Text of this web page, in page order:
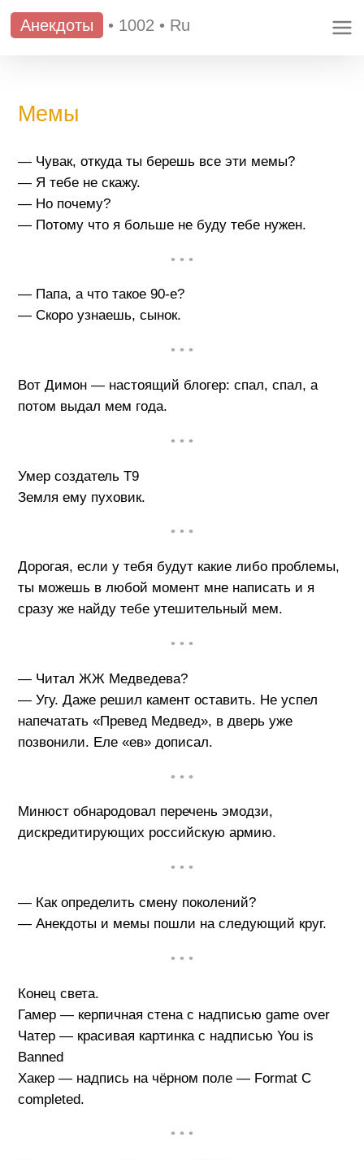
Анекдоты • 1002 • Ru
Мемы
— Чувак, откуда ты берешь все эти мемы?
— Я тебе не скажу.
— Но почему?
— Потому что я больше не буду тебе нужен.
• • •
— Папа, а что такое 90-е?
— Скоро узнаешь, сынок.
• • •
Вот Димон — настоящий блогер: спал, спал, а
потом выдал мем года.
• • •
Умер создатель Т9
Земля ему пуховик.
• • •
Дорогая, если у тебя будут какие либо проблемы,
ты можешь в любой момент мне написать и я
сразу же найду тебе утешительный мем.
• • •
— Читал ЖЖ Медведева?
— Угу. Даже решил камент оставить. Не успел
напечатать «Превед Медвед», в дверь уже
позвонили. Еле «ев» дописал.
• • •
Минюст обнародовал перечень эмодзи,
дискредитирующих российскую армию.
• • •
— Как определить смену поколений?
— Анекдоты и мемы пошли на следующий круг.
• • •
Конец света.
Гамер — керпичная стена с надписью game over
Чатер — красивая картинка с надписью You is
Banned
Хакер — надпись на чёрном поле — Format C
completed.
• • •